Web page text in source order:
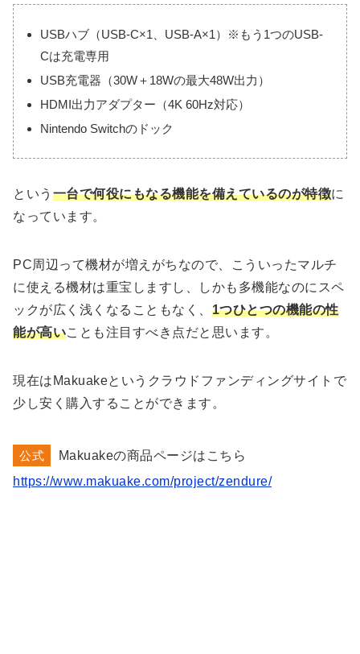
USBハブ（USB-C×1、USB-A×1）※もう1つのUSB-
Cは充電専用
USB充電器（30W＋18Wの最大48W出力）
HDMI出力アダプター（4K 60Hz対応）
Nintendo Switchのドック
という 一台で何役にもなる機能を備えているのが特徴に
なっています。
PC周辺って機材が増えがちなので、こういったマルチ
に使える機材は重宝しますし、しかも多機能なのにスペ
ックが広く浅くなることもなく、 1つひとつの機能の性
能が高いことも注目すべき点だと思います。
現在はMakuakeというクラウドファンディングサイトで
少し安く購入することができます。
公式
Makuakeの商品ページはこちら
https://www.makuake.com/project/zendure/